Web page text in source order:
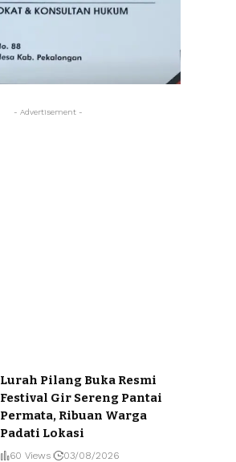
- Advertisement -
Lurah Pilang Buka Resmi
Festival Gir Sereng Pantai
Permata, Ribuan Warga
Padati Lokasi
60 Views 03/08/2026